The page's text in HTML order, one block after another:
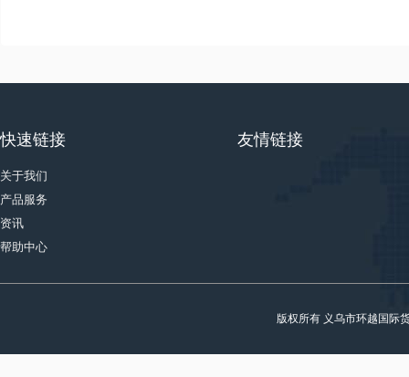
快速链接
关于我们
产品服务
资讯
帮助中心
友情链接
版权所有 义乌市环越国际